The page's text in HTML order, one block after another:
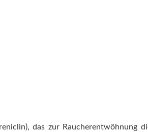
das zur Raucherentwöhnung